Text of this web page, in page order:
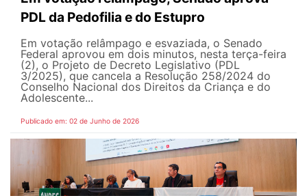
PDL da Pedofilia e do Estupro
Em votação relâmpago e esvaziada, o Senado
Federal aprovou em dois minutos, nesta terça-feira
(2), o Projeto de Decreto Legislativo (PDL
3/2025), que cancela a Resolução 258/2024 do
Conselho Nacional dos Direitos da Criança e do
Adolescente...
Publicado em: 02 de Junho de 2026